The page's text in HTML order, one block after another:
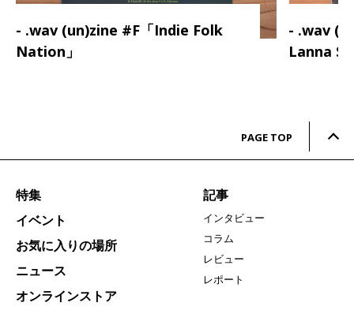
- .wav (un)zine #F「Indie Folk
Nation」
- .wav
Lanna
PAGE TOP
特集
イベント
お気に入りの場所
ニュース
オンラインストア
記事
インタビュー
コラム
レビュー
レポート